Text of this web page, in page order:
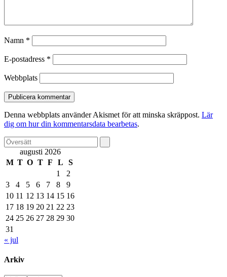
Namn *
E-postadress *
Webbplats
Denna webbplats använder Akismet för att minska skräppost. Lär
dig om hur din kommentarsdata bearbetas.
augusti 2026
M T O T F L
S
1
2
3
4 5 6 7 8
9
10 11 12 13 14 15 16
17 18 19 20 21 22 23
24 25 26 27 28 29 30
31
« jul
Arkiv